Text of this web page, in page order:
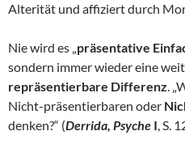
Alterität und affiziert durch
Nie wird es „präsentative
sondern immer wieder eine
repräsentierbare Differenz.
Nicht-präsentierbaren oder
denken?“ (Derrida, Psyche I, S.